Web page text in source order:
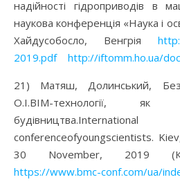
надійності гідроприводів в
наукова конференція «Наука і
Хайдусобосло, Венгрія
2019.pdf
http://iftomm.ho.ua/
21) Матяш, Долинський,
О.І.BIM-технології, як
conferenceofyoungscientists.
30 November, 2019
https://www.bmc-conf.com/ua/